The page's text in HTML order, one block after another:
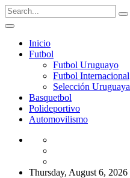
Inicio
Futbol
Futbol Uruguayo
Futbol Internacional
Selección Uruguaya
Basquetbol
Polideportivo
Automovilismo
Thursday, August 6, 2026